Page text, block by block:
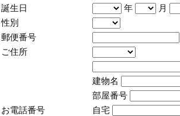
誕生日
年
月
性別
郵便番号
ご住所
建物名
部屋番号
お電話番号
自宅